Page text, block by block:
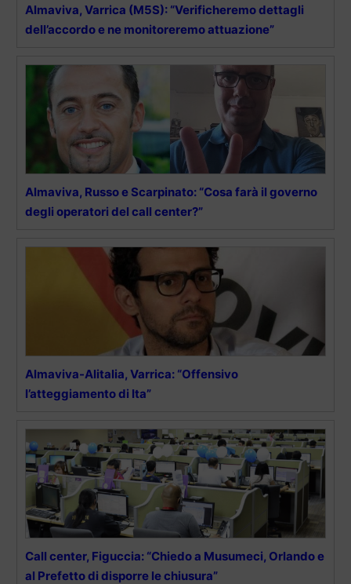
Almaviva, Varrica (M5S): “Verificheremo dettagli
dell’accordo e ne monitoreremo attuazione”
Almaviva, Russo e Scarpinato: “Cosa farà il governo
degli operatori del call center?”
Almaviva-Alitalia, Varrica: “Offensivo
l’atteggiamento di Ita”
Call center, Figuccia: “Chiedo a Musumeci, Orlando e
al Prefetto di disporre le chiusura”